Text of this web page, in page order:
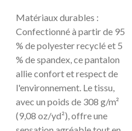
Matériaux durables :
Confectionné à partir de 95
% de polyester recyclé et 5
% de spandex, ce pantalon
allie confort et respect de
l'environnement. Le tissu,
avec un poids de 308 g/m²
(9,08 oz/yd²), offre une